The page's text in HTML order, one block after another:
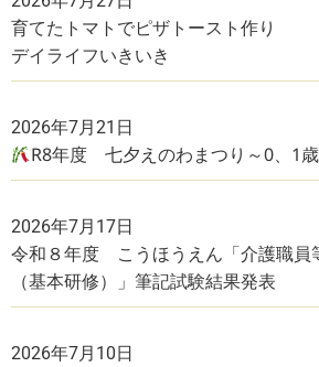
育てたトマトでピザトースト作り
デイライフいきいき
2026年7月21日
R8年度 七夕えのわまつり～0、1
2026年7月17日
令和８年度 こうほうえん「介護職員
（基本研修）」筆記試験結果発表
2026年7月10日